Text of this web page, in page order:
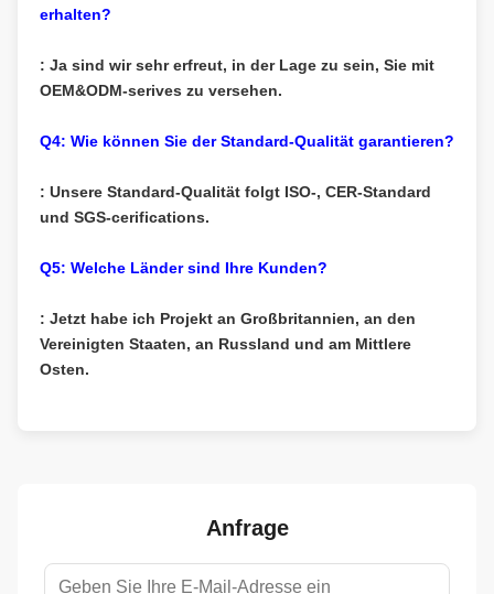
erhalten?
: Ja sind wir sehr erfreut, in der Lage zu sein, Sie mit
OEM&ODM-serives zu versehen.
Q4: Wie können Sie der Standard-Qualität garantieren?
: Unsere Standard-Qualität folgt ISO-, CER-Standard
und SGS-cerifications.
Q5: Welche Länder sind Ihre Kunden?
: Jetzt habe ich Projekt an Großbritannien, an den
Vereinigten Staaten, an Russland und am Mittlere
Osten.
Anfrage